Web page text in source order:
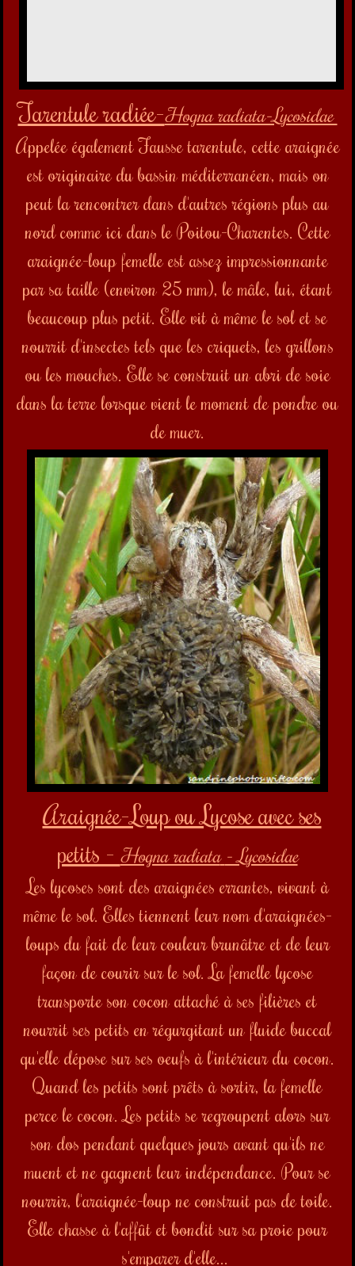
peut la rencontrer dans d'autres régions plus au
nord comme ici dans le Poitou-Charentes. Cette
araignée-loup femelle est assez impressionnante
par sa taille (environ 25 mm), le mâle, lui, étant
beaucoup plus petit. Elle vit à même le sol et se
nourrit d'insectes tels que les criquets, les grillons
ou les mouches. Elle se construit un abri de soie
dans la terre lorsque vient le moment de pondre ou
de muer.
Araignée-Loup ou Lycose avec ses
petits -Hogna radiata- Lycosidae
Les lycoses sont des araignées errantes, vivant à
même le sol. Elles tiennent leur nom d'araignées-
loups du fait de leur couleur brunâtre et de leur
façon de courir sur le sol. La femelle lycose
transporte son cocon attaché à ses filières et
nourrit ses petits en régurgitant un fluide buccal
qu'elle dépose sur ses oeufs à l'intérieur du cocon.
Quand les petits sont prêts à sortir, la femelle
perce le cocon. Les petits se regroupent alors sur
son dos pendant quelques jours avant qu'ils ne
muent et ne gagnent leur indépendance. Pour se
nourrir, l'araignée-loup ne construit pas de toile.
Elle chasse à l'affût et bondit sur sa proie pour
s'emparer d'elle...